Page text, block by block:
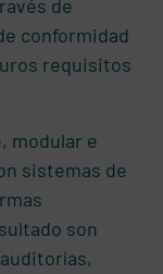
de
conformidad
requisitos
modular e
sistemas de
son